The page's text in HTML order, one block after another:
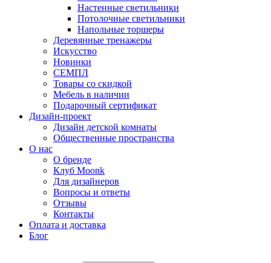
Настенные светильники
Потолочные светильники
Напольные торшеры
Деревянные тренажеры
Искусство
Новинки
СЕМПЛ
Товары со скидкой
Мебель в наличии
Подарочный сертификат
Дизайн-проект
Дизайн детской комнаты
Общественные пространства
О нас
О бренде
Клуб Moonk
Для дизайнеров
Вопросы и ответы
Отзывы
Контакты
Оплата и доставка
Блог